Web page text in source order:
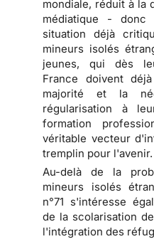
mondiale, réduit à la
médiatique - donc
situation déjà
mineurs isolés
jeunes, qui dès
France doivent
majorité et la
régularisation à
formation
véritable vecteur
tremplin pour l'avenir.
Au-delà de la
mineurs isolés
n°71 s'intéresse
de la scolarisation
l'intégration des